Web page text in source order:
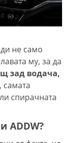
не само
му, за да
зад водача,
самата
спирачната
ADDW?